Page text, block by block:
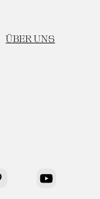
ÜBER UNS
YouTube